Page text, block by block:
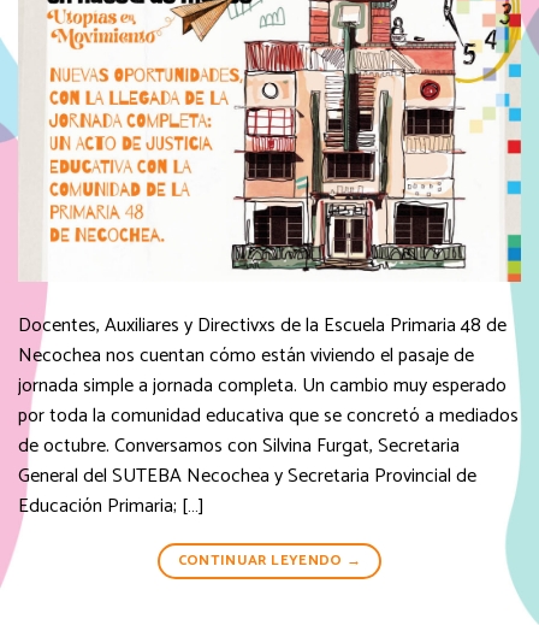
Docentes, Auxiliares y Directivxs de la Escuela Primaria 48 de
Necochea nos cuentan cómo están viviendo el pasaje de
jornada simple a jornada completa. Un cambio muy esperado
por toda la comunidad educativa que se concretó a mediados
de octubre. Conversamos con Silvina Furgat, Secretaria
General del SUTEBA Necochea y Secretaria Provincial de
Educación Primaria; […]
CONTINUAR LEYENDO →